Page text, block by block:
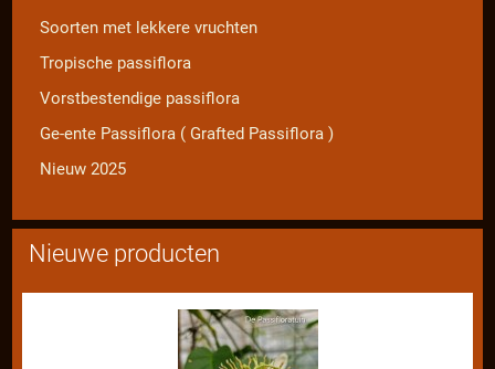
Soorten met lekkere vruchten
Tropische passiflora
Vorstbestendige passiflora
Ge-ente Passiflora ( Grafted Passiflora )
Nieuw 2025
Nieuwe producten